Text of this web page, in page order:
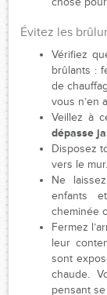
Évitez les
Vérifiez
brûlants :
de
vous n’en
Veillez à
dépasse
Disposez
vers le mur.
Ne
enfants
cheminée
Fermez
leur
sont
chaude.
pensant